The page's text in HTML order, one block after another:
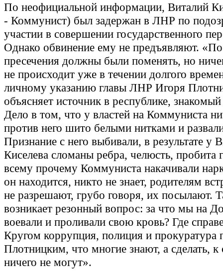
По неофициальной информации, Виталий
- Коммунист) был задержан в ЛНР по
участии в совершении государственного
Однако обвинение ему не предъявляют.
пресечения должны были поменять, но
не происходит уже в течении долгого
личному указанию главы ЛНР Игоря
объясняет источник в республике,
Дело в том, что у властей на Коммуниста
против него шито белыми нитками и
Признание с него выбивали, в результате у
Киселева сломаны ребра, челюсть, пробита
всему прочему Коммуниста накачивали
он находится, никто не знает, родителям
не разрешают, грубо говоря, их посылают.
возникает резонный вопрос: за что мы на
воевали и проливали свою кровь? Где
Кругом коррупция, полиция и прокуратура
Плотницким, что многие знают, а сделать,
ничего не могут».